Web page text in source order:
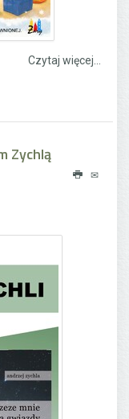
Czytaj więcej...
Zychlą